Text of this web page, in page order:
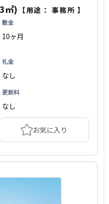
㎡) 【用途：事務所 】
敷金
10ヶ月
礼金
なし
更新料
なし
お気に入り